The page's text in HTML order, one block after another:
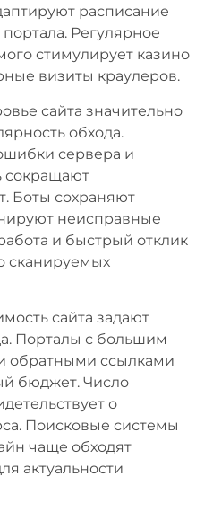
расписание
Регулярное
стимулирует казино
визиты краулеров.
сайта значительно
обхода.
сервера и
сокращают
Боты сохраняют
неисправные
и быстрый отклик
сканируемых
сайта задают
Порталы с большим
обратными ссылками
бюджет. Число
о
Поисковые системы
чаще обходят
актуальности